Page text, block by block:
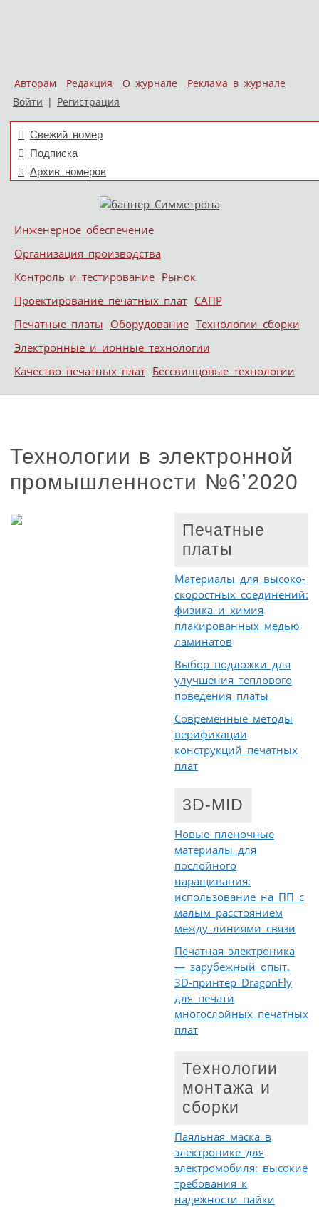
Авторам Редакция О журнале
Реклама в журнале
Войти | Регистрация
Свежий номер
Подписка
Архив номеров
Меню
Skip to content
Инженерное обеспечение
Организация производства
Контроль и тестирование Рынок
Проектирование печатных плат САПР
Печатные платы Оборудование Технологии сборки
Электронные и ионные технологии
Качество печатных плат Бессвинцовые технологии
Технологии в электронной
промышленности №6’2020
Печатные
платы
Материалы для высоко-
скоростных соединений:
физика и химия
плакированных медью
ламинатов
Выбор подложки для
улучшения теплового
поведения платы
Современные методы
верификации
конструкций печатных
плат
3D-MID
Новые пленочные
материалы для
послойного
наращивания:
использование на ПП с
малым расстоянием
между линиями связи
Печатная электроника
— зарубежный опыт.
3D-принтер DragonFly
для печати
многослойных печатных
плат
Технологии
монтажа и
сборки
Паяльная маска в
электронике для
электромобиля: высокие
требования к
надежности пайки